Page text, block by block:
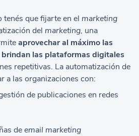
que fijarte en el marketing
del marketing, una
aprovechar al máximo las
las plataformas digitales
repetitivas. La automatización de
a las organizaciones con:
de publicaciones en redes
deemail marketing